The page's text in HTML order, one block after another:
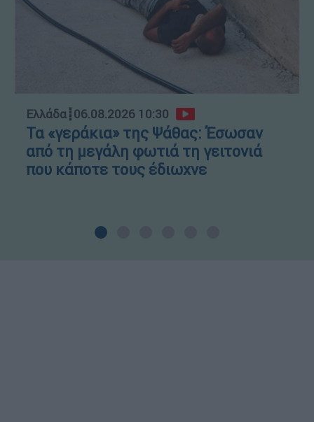
Ελλάδα┋06.08.2026 10:30
Τα «γεράκια» της Ψάθας: Έσωσαν
από τη μεγάλη φωτιά τη γειτονιά
που κάποτε τους έδιωχνε